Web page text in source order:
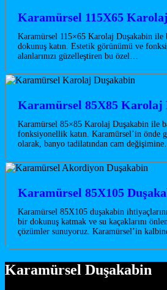
Karamürsel 115X65
Karamürsel 115×65 Karolaj Duşakabin ile
dokunuş katın. Estetik görünümü ve
alanlarınızı güzelleştiren bu özel…
Karamürsel 85X85 Karolaj
Karamürsel 85×85 Karolaj Duşakabin ile
fonksiyonellik katın. Karamürsel’in önde
olarak, banyo tadilatından cam
Karamürsel 85X105
Karamürsel 85X105 duşakabin
bir dokunuş katmak ve su kaçaklarını
çözümler sunuyoruz. Karamürsel’in
Karamürsel Duşakabin